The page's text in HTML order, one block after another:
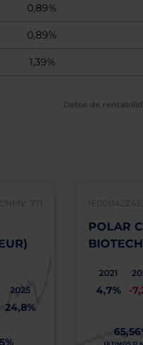
0,89%
0,89%
1,39%
Datos de
CNMV: 771
2025
24,8%
POLAR
2021
4,7% -
ÚLTIMOS 12